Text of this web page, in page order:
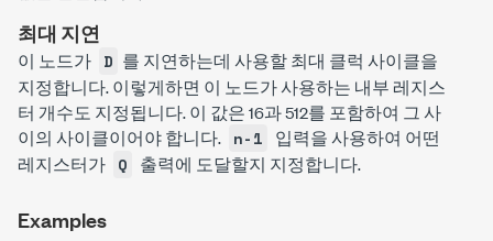
최대 지연
이 노드가 D 를 지연하는데 사용할 최대 클럭 사이클을
지정합니다. 이렇게하면 이 노드가 사용하는 내부 레지스
터 개수도 지정됩니다. 이 값은 16과 512를 포함하여 그 사
이의 사이클이어야 합니다. n-1
입력을 사용하여 어떤
레지스터가 Q 출력에 도달할지 지정합니다.
Examples